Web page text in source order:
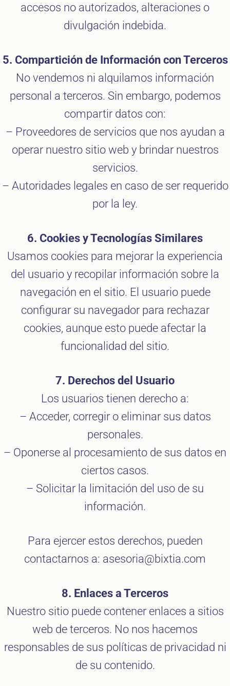
accesos no autorizados, alteraciones o
divulgación indebida.
5. Compartición de Información con Terceros
No vendemos ni alquilamos información
personal a terceros. Sin embargo, podemos
compartir datos con:
– Proveedores de servicios que nos ayudan a
operar nuestro sitio web y brindar nuestros
servicios.
– Autoridades legales en caso de ser requerido
por la ley.
6. Cookies y Tecnologías Similares
Usamos cookies para mejorar la experiencia
del usuario y recopilar información sobre la
navegación en el sitio. El usuario puede
configurar su navegador para rechazar
cookies, aunque esto puede afectar la
funcionalidad del sitio.
7. Derechos del Usuario
Los usuarios tienen derecho a:
– Acceder, corregir o eliminar sus datos
personales.
– Oponerse al procesamiento de sus datos en
ciertos casos.
– Solicitar la limitación del uso de su
información.
Para ejercer estos derechos, pueden
contactarnos a: asesoria@bixtia.com
8. Enlaces a Terceros
Nuestro sitio puede contener enlaces a sitios
web de terceros. No nos hacemos
responsables de sus políticas de privacidad ni
de su contenido.